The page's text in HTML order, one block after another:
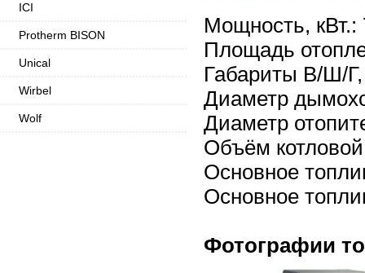
ICI
Protherm BISON
Unical
Wirbel
Wolf
Мощность, кВт.:
Площадь
Габариты В/Ш/
Диаметр
Диаметр
Объём
Основное
Основное
Фотографии